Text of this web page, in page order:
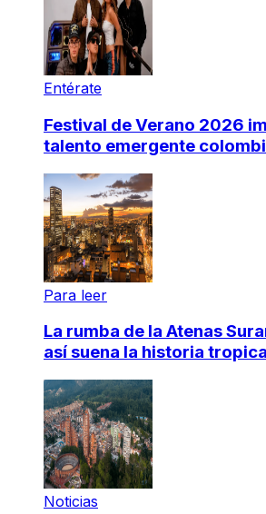
Entérate
Festival de Verano 2026
talento emergente
Para leer
La rumba de la Atenas
así suena la historia
Noticias